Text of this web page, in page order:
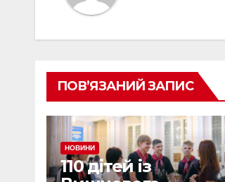
ПОВ’ЯЗАНИЙ ЗАПИС
НОВИНИ
110 дітей із